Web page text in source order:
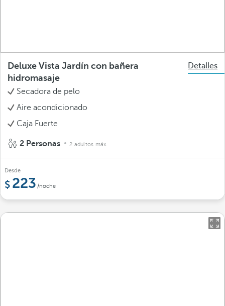
Deluxe Vista Jardín con bañera
hidromasaje
Detalles
Secadora de pelo
Aire acondicionado
Caja Fuerte
2 Personas 2 adultos máx.
Desde
223 /noche